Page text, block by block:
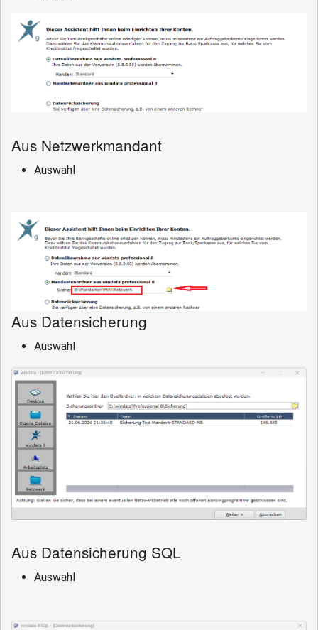
Aus Netzwerkmandant
Auswahl
Aus Datensicherung
Auswahl
Aus Datensicherung SQL
Auswahl